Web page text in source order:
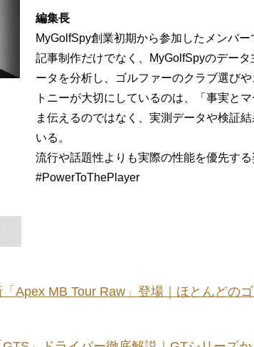
編集長
MyGolfSpy創業初期から参加したメンバ
記事制作だけでなく、MyGolfSpyのデー
ータを分析し、ゴルファーのクラブ選び
トニーが大切にしているのは、「事実と
ま伝えるのではなく、実測データや検証
いる。
流行や話題性よりも実際の性能を優先す
#PowerToThePlayer
Apex MB Tour Raw」登場｜ほとんどの